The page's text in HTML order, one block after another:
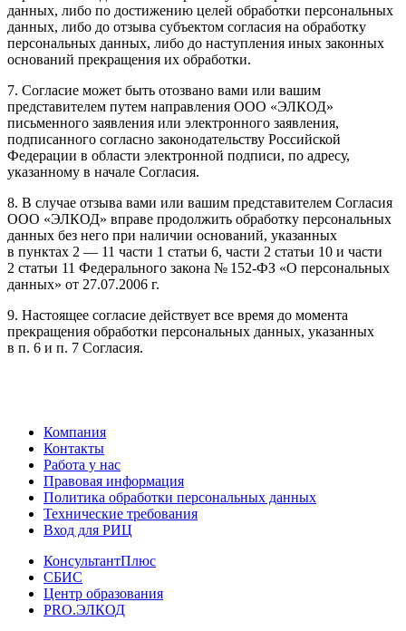
данных, либо по достижению целей обработки персональных
данных, либо до отзыва субъектом согласия на обработку
персональных данных, либо до наступления иных законных
оснований прекращения их обработки.
7. Согласие может быть отозвано вами или вашим
представителем путем направления ООО «ЭЛКОД»
письменного заявления или электронного заявления,
подписанного согласно законодательству Российской
Федерации в области электронной подписи, по адресу,
указанному в начале Согласия.
8. В случае отзыва вами или вашим представителем Согласия
ООО «ЭЛКОД» вправе продолжить обработку персональных
данных без него при наличии оснований, указанных
в пунктах 2 — 11 части 1 статьи 6, части 2 статьи 10 и части
2 статьи 11 Федерального закона № 152-ФЗ «О персональных
данных» от 27.07.2006 г.
9. Настоящее согласие действует все время до момента
прекращения обработки персональных данных, указанных
в п. 6 и п. 7 Согласия.
Компания
Контакты
Работа у нас
Правовая информация
Политика обработки персональных данных
Технические требования
Вход для РИЦ
КонсультантПлюс
СБИС
Центр образования
PRO.ЭЛКОД